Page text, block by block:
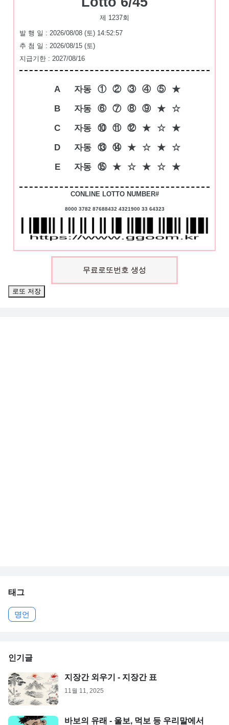
제 1237회
발 행 일 : 2026/08/08 (토) 14:52:57
추 첨 일 : 2026/08/15 (토)
지급기한 : 2027/08/16
A 자동 ① ② ③ ④ ⑤
★
B
자동 ⑥ ⑦ ⑧ ⑨ ★
☆
C
자동 ⑩ ⑪ ⑫ ★ ☆
★
D
자동 ⑬ ⑭ ★ ☆ ★
☆
E
자동 ⑮ ★ ☆ ★ ☆ ★
CONLINE LOTTO NUMBER#
8000 3782 87688432 4321900 33 64323
무료로또번호 생성
로또 저장
태그
명언
인기글
지장간 외우기 - 지장간 표
11월 11, 2025
바보의 유래 - 울보, 먹보 등 우리말에서